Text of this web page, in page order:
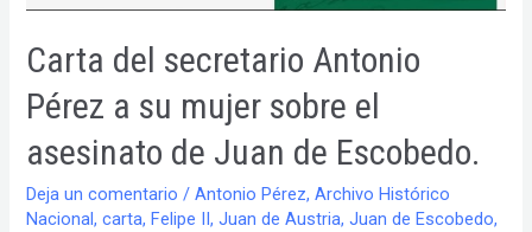
Carta del secretario Antonio
Pérez a su mujer sobre el
asesinato de Juan de Escobedo.
Deja un comentario /Antonio Pérez,Archivo Histórico
Nacional,carta,Felipe II,Juan de Austria,Juan de Escobedo,